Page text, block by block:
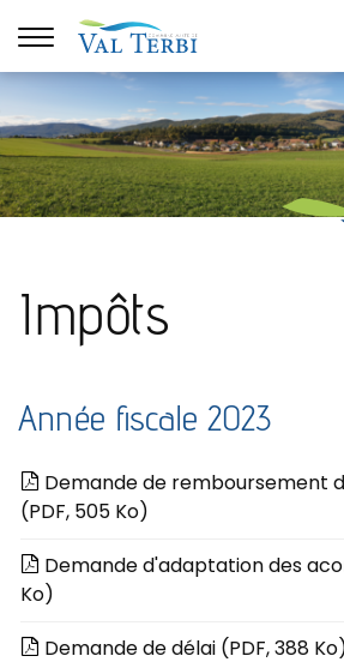
Impôts
Année fiscale 2023
Demande de remboursement
(PDF, 505 Ko)
Demande d'adaptation des
Ko)
Demande de délai (PDF, 388